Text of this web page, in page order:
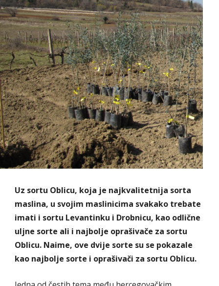
Uz sortu Oblicu, koja je najkvalitetnija sorta
maslina, u svojim maslinicima svakako trebate
imati i sortu Levantinku i Drobnicu, kao odlične
uljne sorte ali i najbolje oprašivače za sortu
Oblicu. Naime, ove dvije sorte su se pokazale
kao najbolje sorte i oprašivači za sortu Oblicu.